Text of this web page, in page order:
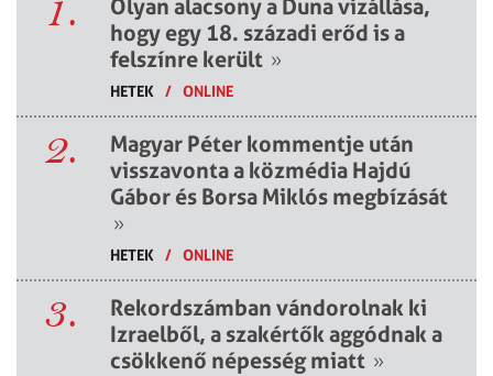
1.
Olyan alacsony a Duna vízállása,
hogy egy 18. századi erőd is a
felszínre került »
HETEK / ONLINE
2.
Magyar Péter kommentje után
visszavonta a közmédia Hajdú
Gábor és Borsa Miklós megbízását
»
HETEK / ONLINE
3.
Rekordszámban vándorolnak ki
Izraelből, a szakértők aggódnak a
csökkenő népesség miatt »